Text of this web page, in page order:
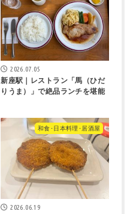
2026.07.05
新座駅｜レストラン「馬（ひだ
りうま）」で絶品ランチを堪能
和食･日本料理･居酒屋
2026.06.19